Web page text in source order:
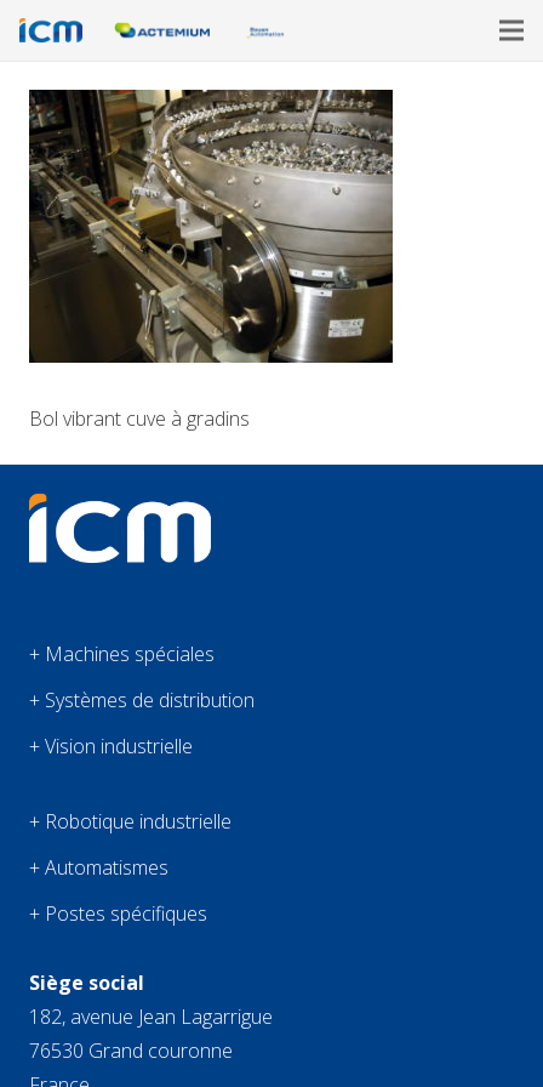
Bol vibrant cuve à gradins
+ Machines spéciales
+ Systèmes de distribution
+ Vision industrielle
+ Robotique industrielle
+ Automatismes
+ Postes spécifiques
Siège social
182, avenue Jean Lagarrigue
76530 Grand couronne